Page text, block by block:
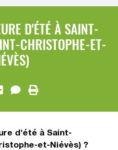
D'ÉTÉ À SAINT-
CHRISTOPHE-ET-
d'été à Saint-
et-Niévès) ?